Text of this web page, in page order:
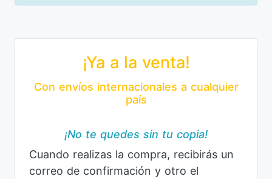
¡Ya a la venta!
Con envíos internacionales a cualquier
país
¡No te quedes sin tu copia!
Cuando realizas la compra, recibirás un
correo de confirmación y otro el